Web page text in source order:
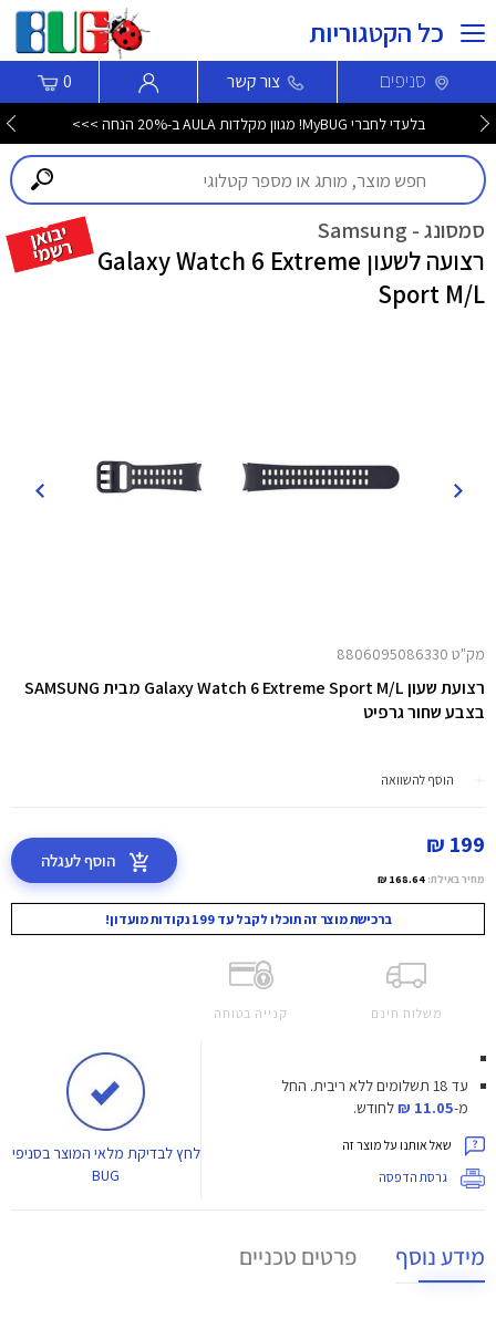
כל הקטגוריות
סניפים צור קשר 0
בלעדי לחברי MyBUG! מגוון מקלדות AULA ב-20% הנחה >>>
סמסונג - Samsung
רצועה לשעון Galaxy Watch 6 Extreme
Sport M/L
מק"ט 8806095086330
רצועת שעון Galaxy Watch 6 Extreme Sport M/L מבית SAMSUNG
בצבע שחור גרפיט
הוסף להשוואה
199 ₪
מחיר באילת: 168.64 ₪
הוסף לעגלה
ברכישת מוצר זה תוכלו לקבל עד 199 נקודות מועדון!
משלוח חינם קנייה בטוחה
עד 18 תשלומים ללא ריבית.
החל
מ-11.05 ₪ לחודש.
שאל אותנו על מוצר זה
גרסת הדפסה
לחץלבדיקת מלאי המוצר בסניפי
BUG
מידע נוסף פרטים טכניים